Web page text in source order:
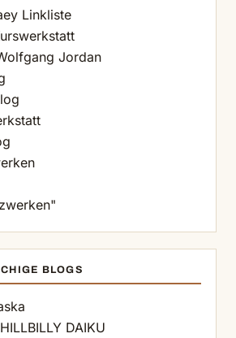
Linkliste
Jordan
BLOGS
DAIKU